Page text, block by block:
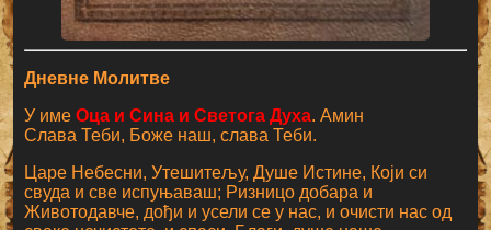
Дневне Молитве
У имеОца и Сина и Светога Духа. Амин
Слава Теби, Боже наш, слава Теби.
Царе Небесни, Утешитељу, Душе Истине, Који си
свуда и све испуњаваш; Ризницо добара и
Животодавче, дођи и усели се у нас, и очисти нас од